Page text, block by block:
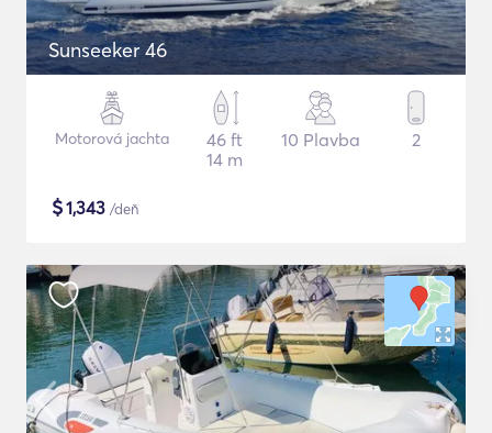
Sunseeker 46
Motorová jachta
46 ft
14 m
10 Plavba 2
$1,343 /deň